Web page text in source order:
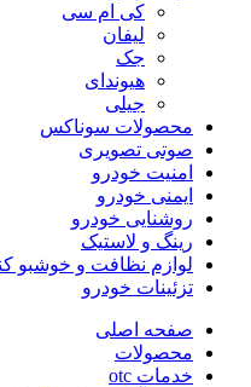
کی ام سی
لیفان
جک
هیوندای
جیلی
محصولات سوناکس
صوتی تصویری
امنیت خودرو
ایمنی خودرو
روشنایی خودرو
رینگ و لاستیک
لوازم نظافت و خوشبو
تزئینات خودرو
صفحه اصلی
محصولات
خدمات otc